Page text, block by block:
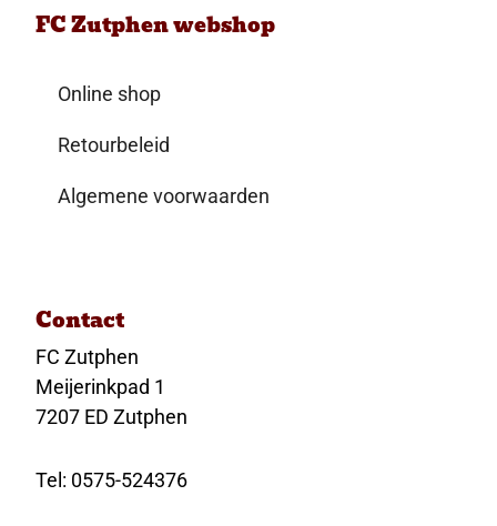
FC Zutphen webshop
Online shop
Retourbeleid
Algemene voorwaarden
Contact
FC Zutphen
Meijerinkpad 1
7207 ED Zutphen
Tel: 0575-524376